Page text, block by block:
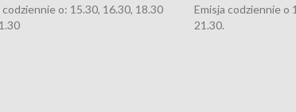
codziennie o: 15.30, 16.30, 18.30
Emisja codziennie o
21.30.